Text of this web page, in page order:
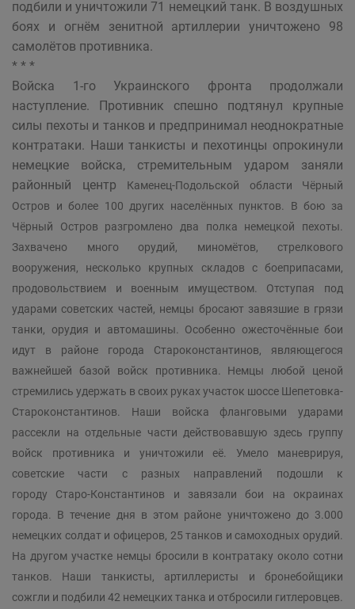
подбили и уничтожили 71 немецкий танк. В воздушных
боях и огнём зенитной артиллерии уничтожено 98
самолётов противника.
* * *
Войска 1-го Украинского фронта продолжали
наступление. Противник спешно подтянул крупные
силы пехоты и танков и предпринимал неоднократные
контратаки. Наши танкисты и пехотинцы опрокинули
немецкие войска, стремительным ударом заняли
районный центр
Каменец-Подольской области Чёрный
Остров и более 100 других населённых пунктов. В бою за
Чёрный Остров разгромлено два полка немецкой пехоты.
Захвачено много орудий, миномётов, стрелкового
вооружения, несколько крупных складов с боеприпасами,
продовольствием и военным имуществом. Отступая под
ударами советских частей, немцы бросают завязшие в грязи
танки, орудия и автомашины. Особенно ожесточённые бои
идут в районе города Староконстантинов, являющегося
важнейшей базой войск противника. Немцы любой ценой
стремились удержать в своих руках участок шоссе Шепетовка-
Староконстантинов. Наши войска фланговыми ударами
рассекли на отдельные части действовавшую здесь группу
войск противника и уничтожили её. Умело маневрируя,
советские части с разных направлений подошли к
городу Старо-Константинов и завязали бои на окраинах
города. В течение дня в этом районе уничтожено до 3.000
немецких солдат и офицеров, 25 танков и самоходных орудий.
На другом участке немцы бросили в контратаку около сотни
танков. Наши танкисты, артиллеристы и бронебойщики
сожгли и подбили 42 немецких танка и отбросили гитлеровцев.